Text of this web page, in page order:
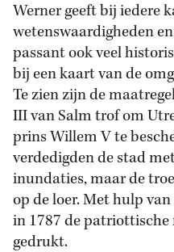
Werner geeft bij iedere
wetenswaardigheden
passant ook veel
bij een kaart van de
Te zien zijn de
III van Salm trof om
prins Willem V te
verdedigden de stad
inundaties, maar de
op de loer. Met hulp
in 1787 de
gedrukt.